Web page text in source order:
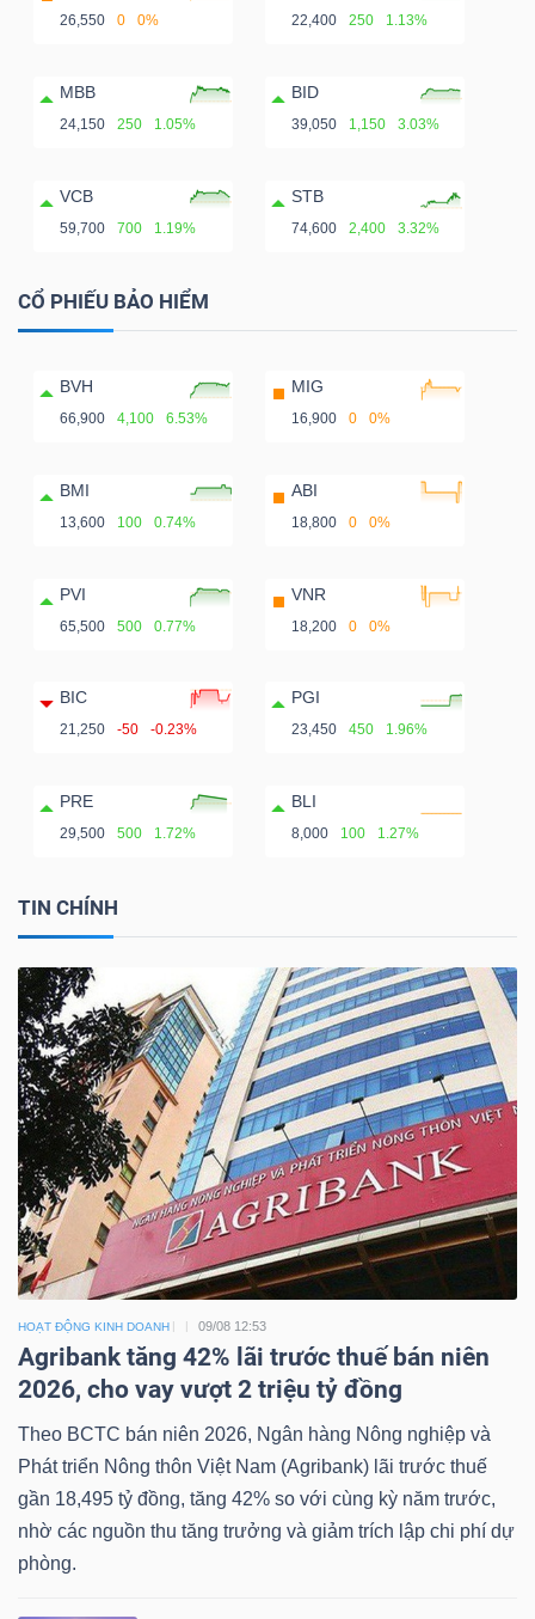
26,550 0 0% 22,400 250 1.13%
MBB
24,150 250 1.05%
BID
39,050 1,150 3.03%
VCB
59,700 700 1.19%
STB
74,600 2,400 3.32%
CỔ PHIẾU BẢO HIỂM
BVH
66,900 4,100 6.53%
MIG
16,900 0 0%
BMI
13,600 100 0.74%
ABI
18,800 0 0%
PVI
65,500 500 0.77%
VNR
18,200 0 0%
BIC
21,250 -50 -0.23%
PGI
23,450 450 1.96%
PRE
29,500 500 1.72%
BLI
8,000 100 1.27%
TIN CHÍNH
HOẠT ĐỘNG KINH DOANH 09/08 12:53
Agribank tăng 42% lãi trước thuế bán niên
2026, cho vay vượt 2 triệu tỷ đồng
Theo BCTC bán niên 2026, Ngân hàng Nông nghiệp và
Phát triển Nông thôn Việt Nam (Agribank) lãi trước thuế
gần 18,495 tỷ đồng, tăng 42% so với cùng kỳ năm trước,
nhờ các nguồn thu tăng trưởng và giảm trích lập chi phí dự
phòng.